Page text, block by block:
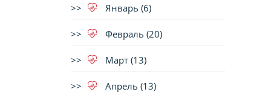
Январь (6)
Февраль (20)
Март (13)
Апрель (13)